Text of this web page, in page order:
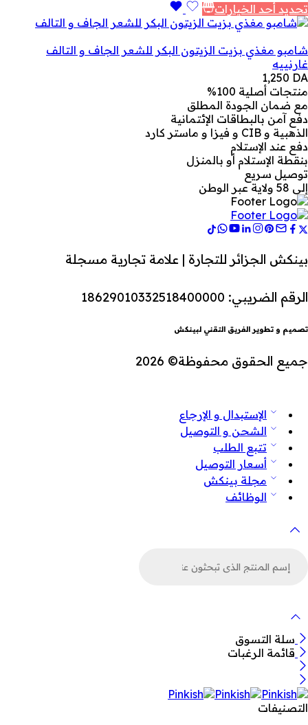
تحديد أحد الخيارات
شامبو مغذي بزيت الزيتون البكر للشعر الجاف و التالف
غارنييه
1,250 DA
منتجات أصلية 100%
مع ضمان الجودة المطلق
دفع آمن بالبطاقات الإئتمانية
الذهبية و CIB و فيزا و ماستر كارد
دفع عند الإستلام
بنقطة الإستلام أو بالمنزل
توصيل سريع
إلى 58 ولاية عبر الوطن
بينكش الجزائر للتجارة | علامة تجارية مسجلة
الرقم الضريبي: 18629010332518400000
تصميم و تطوير الفريق التقني لبينكش
جميع الحقوق محفوظة© 2026
الإستبدال و الإرجاع
الشحن و التوصيل
تتبع الطلب
أسعار التوصيل
مجلة بينكش
الوظائف
سلة التسوق
قائمة الرغبات
التصنيفات